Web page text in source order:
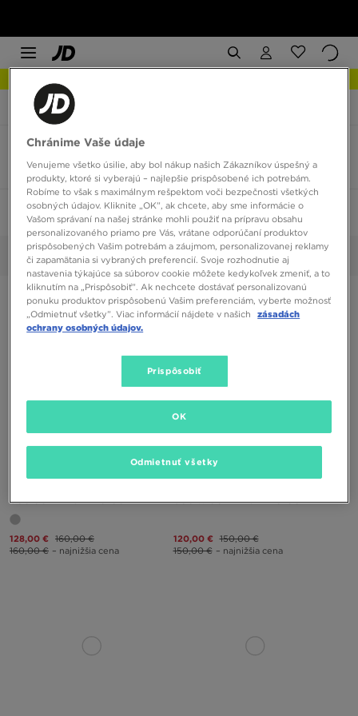
JD Sports UGG Goldenstar Clog
UGG Goldenstar Clog veľkosť 36
4 produkty
Zoradiť:Odporúčané Filtrovať
Vybrané: 36 Vyčistiť
UGG GOLDENSTAR CLOG
128,00 € 160,00 €
160,00 € – najnižšia cena
UGG W GOLDENSTAR CLOG
120,00 € 150,00 €
150,00 € – najnižšia cena
Chránime Vaše údaje
Venujeme všetko úsilie, aby bol nákup našich Zákazníkov úspešný a
produkty, ktoré si vyberajú – najlepšie prispôsobené ich potrebám.
Robíme to však s maximálnym rešpektom voči bezpečnosti všetkých
osobných údajov. Kliknite „OK”, ak chcete, aby sme informácie o
Vašom správaní na našej stránke mohli použiť na prípravu obsahu
personalizovaného priamo pre Vás, vrátane odporúčaní produktov
prispôsobených Vašim potrebám a záujmom, personalizovanej reklamy
či zapamätania si vybraných preferencií. Svoje rozhodnutie aj
nastavenia týkajúce sa súborov cookie môžete kedykoľvek zmeniť, a to
kliknutím na „Prispôsobiť”. Ak nechcete dostávať personalizovanú
ponuku produktov prispôsobenú Vašim preferenciám, vyberte možnosť
„Odmietnuť všetky”. Viac informácií nájdete v našich
zásadách
ochrany osobných údajov.
Prispôsobiť
Odmietnuť všetky
OK